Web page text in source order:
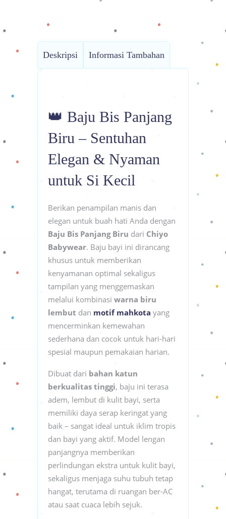
Deskripsi Informasi Tambahan
👑 Baju Bis Panjang
Biru – Sentuhan
Elegan & Nyaman
untuk Si Kecil
Berikan penampilan manis dan
elegan untuk buah hati Anda dengan
Baju Bis Panjang Biru dari Chiyo
Babywear. Baju bayi ini dirancang
khusus untuk memberikan
kenyamanan optimal sekaligus
tampilan yang menggemaskan
melalui kombinasi warna biru
lembut dan motif mahkota yang
mencerminkan kemewahan
sederhana dan cocok untuk hari-hari
spesial maupun pemakaian harian.
Dibuat dari bahan katun
berkualitas tinggi, baju ini terasa
adem, lembut di kulit bayi, serta
memiliki daya serap keringat yang
baik – sangat ideal untuk iklim tropis
dan bayi yang aktif. Model lengan
panjangnya memberikan
perlindungan ekstra untuk kulit bayi,
sekaligus menjaga suhu tubuh tetap
hangat, terutama di ruangan ber-AC
atau saat cuaca lebih sejuk.